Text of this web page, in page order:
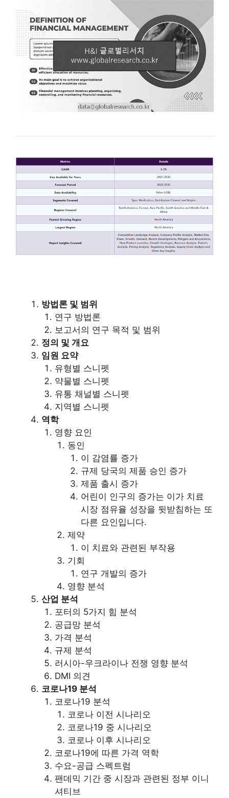
방법론 및 범위
연구 방법론
보고서의 연구 목적 및 범위
정의 및 개요
임원 요약
유형별 스니펫
약물별 스니펫
유통 채널별 스니펫
지역별 스니펫
역학
영향 요인
동인
이 감염률 증가
규제 당국의 제품 승인 증가
제품 출시 증가
어린이 인구의 증가는 이가 치료
시장 점유율 성장을 뒷받침하는 또
다른 요인입니다.
제약
이 치료와 관련된 부작용
기회
연구 개발의 증가
영향 분석
산업 분석
포터의 5가지 힘 분석
공급망 분석
가격 분석
규제 분석
러시아-우크라이나 전쟁 영향 분석
DMI 의견
코로나19 분석
코로나19 분석
코로나 이전 시나리오
코로나19 중 시나리오
코로나 이후 시나리오
코로나19에 따른 가격 역학
수요-공급 스펙트럼
팬데믹 기간 중 시장과 관련된 정부 이니
셔티브